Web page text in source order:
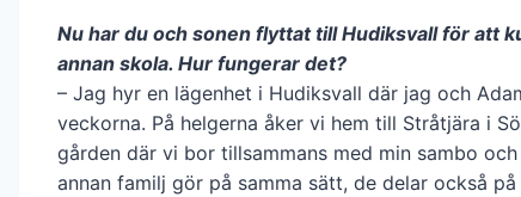
Nu har du och sonen flyttat till Hudiksvall för att
annan skola. Hur fungerar det?
– Jag hyr en lägenhet i Hudiksvall där jag och
veckorna. På helgerna åker vi hem till Stråtjära i
gården där vi bor tillsammans med min sambo
annan familj gör på samma sätt, de delar också